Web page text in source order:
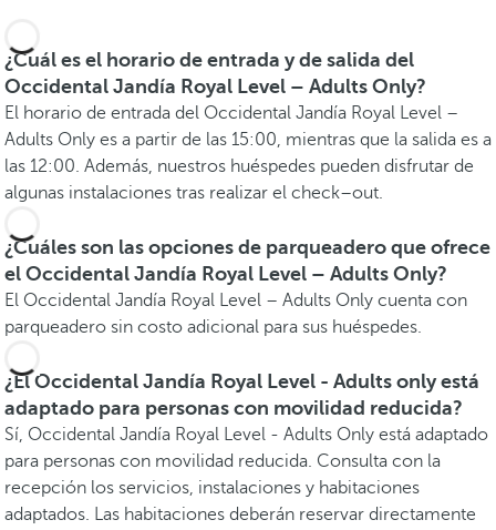
¿Cuál es el horario de entrada y de salida del
Occidental Jandía Royal Level – Adults Only?
El horario de entrada del Occidental Jandía Royal Level –
Adults Only es a partir de las 15:00, mientras que la salida es a
las 12:00. Además, nuestros huéspedes pueden disfrutar de
algunas instalaciones tras realizar el check–out.
¿Cuáles son las opciones de parqueadero que ofrece
el Occidental Jandía Royal Level – Adults Only?
El Occidental Jandía Royal Level – Adults Only cuenta con
parqueadero sin costo adicional para sus huéspedes.
¿El Occidental Jandía Royal Level - Adults only está
adaptado para personas con movilidad reducida?
Sí, Occidental Jandía Royal Level - Adults Only está adaptado
para personas con movilidad reducida. Consulta con la
recepción los servicios, instalaciones y habitaciones
adaptados. Las habitaciones deberán reservar directamente